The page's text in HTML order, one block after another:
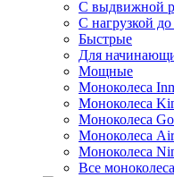
С выдвижной
С нагрузкой до
Быстрые
Для
Мощные
Моноколеса
Моноколеса
Моноколеса
Моноколеса
Моноколеса
Все моноколеса